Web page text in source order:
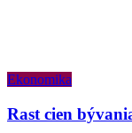
Ekonomika
Rast cien